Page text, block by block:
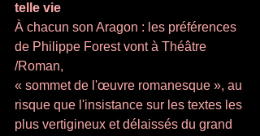
telle vie
À chacun son Aragon : les préférences
de Philippe Forest vont à Théâtre
/Roman,
« sommet de l'œuvre romanesque », au
risque que l'insistance sur les textes les
plus vertigineux et délaissés du grand